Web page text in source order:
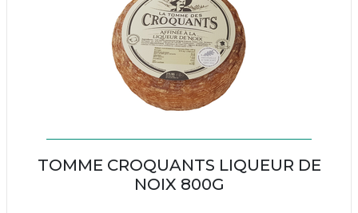
TOMME CROQUANTS LIQUEUR DE
NOIX 800G